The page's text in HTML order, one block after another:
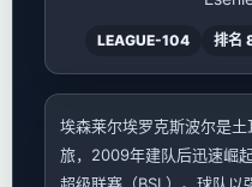
LEAGUE-104 排名
埃森莱尔埃罗克斯波尔是
旅，2009年建队后迅速崛